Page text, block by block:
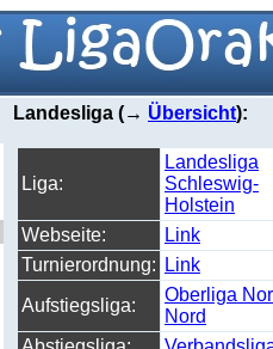
Landesliga (→ Übersicht):
Liga:
Landesliga
Schleswig-
Holstein
Webseite:
Link
Turnierordnung:
Link
Aufstiegsliga:
Oberliga
Nord